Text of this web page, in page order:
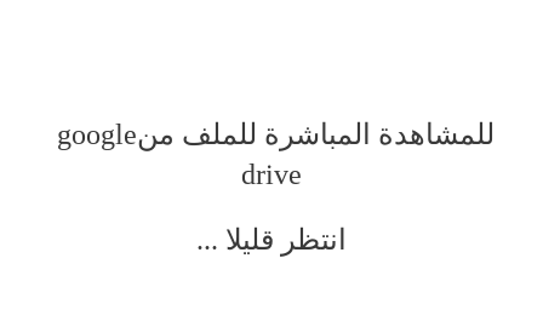
للمشاهدة المباشرة للملف منgoogle
drive
انتظر قليلا ...